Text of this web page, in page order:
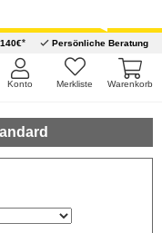
* Persönliche Beratung
Warenkorb
Merkliste
Konto